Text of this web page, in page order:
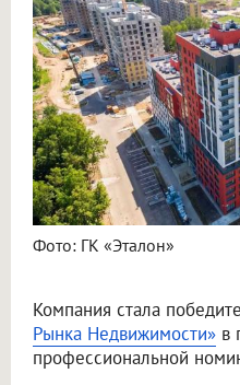
Фото: ГК «Эталон»
Компания стала
Рынка Недвижимости» в
профессиональной